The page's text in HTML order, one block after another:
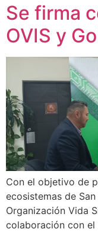
Se firma
OVIS y
Con el objetivo de
ecosistemas de
Organización Vida
colaboración con el